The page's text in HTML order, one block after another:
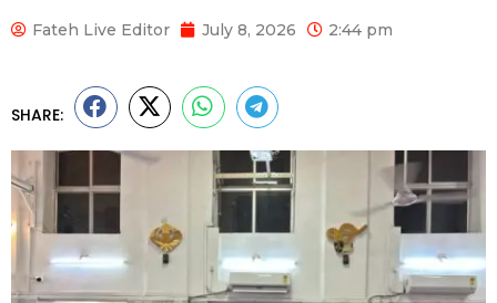
Fateh Live Editor July 8, 2026 2:44 pm
SHARE: